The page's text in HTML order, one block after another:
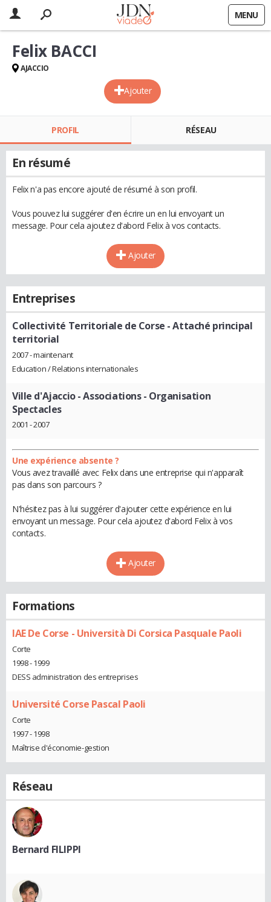
MENU
Ajouter
Felix BACCI
AJACCIO
PROFIL RÉSEAU
En résumé
Felix n'a pas encore ajouté de résumé à son profil.
Vous pouvez lui suggérer d'en écrire un en lui envoyant un
message. Pour cela ajoutez d'abord Felix à vos contacts.
Ajouter
Entreprises
Collectivité Territoriale de Corse - Attaché principal
territorial
2007 - maintenant
Education / Relations internationales
Ville d'Ajaccio- Associations - Organisation
Spectacles
2001 - 2007
Une expérience absente ?
Vous avez travaillé avec Felix dans une entreprise qui n'apparaît
pas dans son parcours ?
N'hésitez pas à lui suggérer d'ajouter cette expérience en lui
envoyant un message. Pour cela ajoutez d'abord Felix à vos
contacts.
Ajouter
Formations
IAE De Corse - Università Di Corsica Pasquale Paoli
Corte
1998 - 1999
DESS administration des entreprises
Université Corse Pascal Paoli
Corte
1997 - 1998
Maîtrise d'économie-gestion
Réseau
Bernard FILIPPI